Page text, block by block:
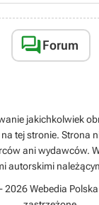
Forum
jakichkolwiek
tej stronie. Strona
ani wydawców.
autorskimi
Webedia